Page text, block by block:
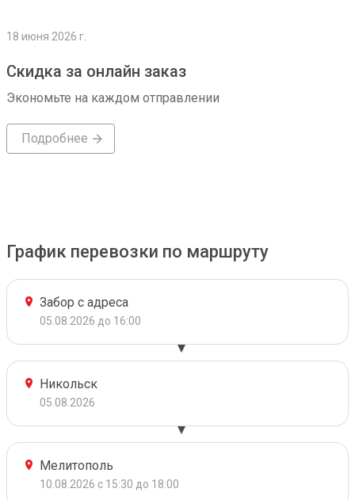
18 июня 2026 г.
Скидка за онлайн заказ
Экономьте на каждом отправлении
Подробнее
График перевозки по маршруту
Забор с адреса
05.08.2026 до 16:00
Никольск
05.08.2026
Мелитополь
10.08.2026 с 15:30 до 18:00